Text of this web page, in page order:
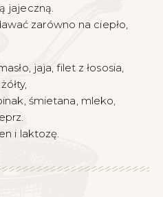
jajeczną.
zarówno na ciepło,
jaja, filet z łososia,
śmietana, mleko,
i laktozę.